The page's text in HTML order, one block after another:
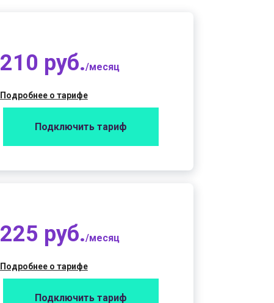
210 руб./месяц
Подробнее о тарифе
Подключить тариф
225 руб./месяц
Подробнее о тарифе
Подключить тариф